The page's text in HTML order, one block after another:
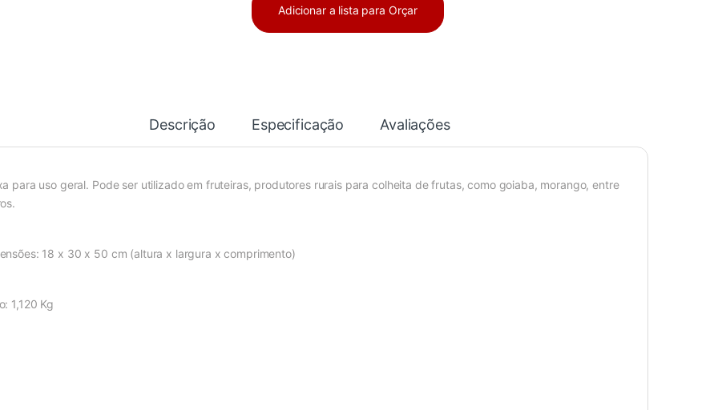
Adicionar a lista para Orçar
Descrição Especificação Avaliações
para uso geral. Pode ser utilizado em fruteiras, produtores rurais para colheita de frutas, como goiaba, morango, entre
18 x 30 x 50 cm (altura x largura x comprimento)
1,120 Kg